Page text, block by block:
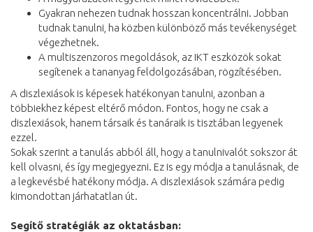
Gyakran nehezen tudnak hosszan koncentrálni. Jobban
tudnak tanulni, ha közben különböző más tevékenységet
végezhetnek.
A multiszenzoros megoldások, az IKT eszközök sokat
segítenek a tananyag feldolgozásában, rögzítésében.
A diszlexiások is képesek hatékonyan tanulni, azonban a
többiekhez képest eltérő módon. Fontos, hogy ne csak a
diszlexiások, hanem társaik és tanáraik is tisztában legyenek
ezzel.
Sokak szerint a tanulás abból áll, hogy a tanulnivalót sokszor át
kell olvasni, és így megjegyezni. Ez is egy módja a tanulásnak, de
a legkevésbé hatékony módja. A diszlexiások számára pedig
kimondottan járhatatlan út.
Segítő stratégiák az oktatásban: